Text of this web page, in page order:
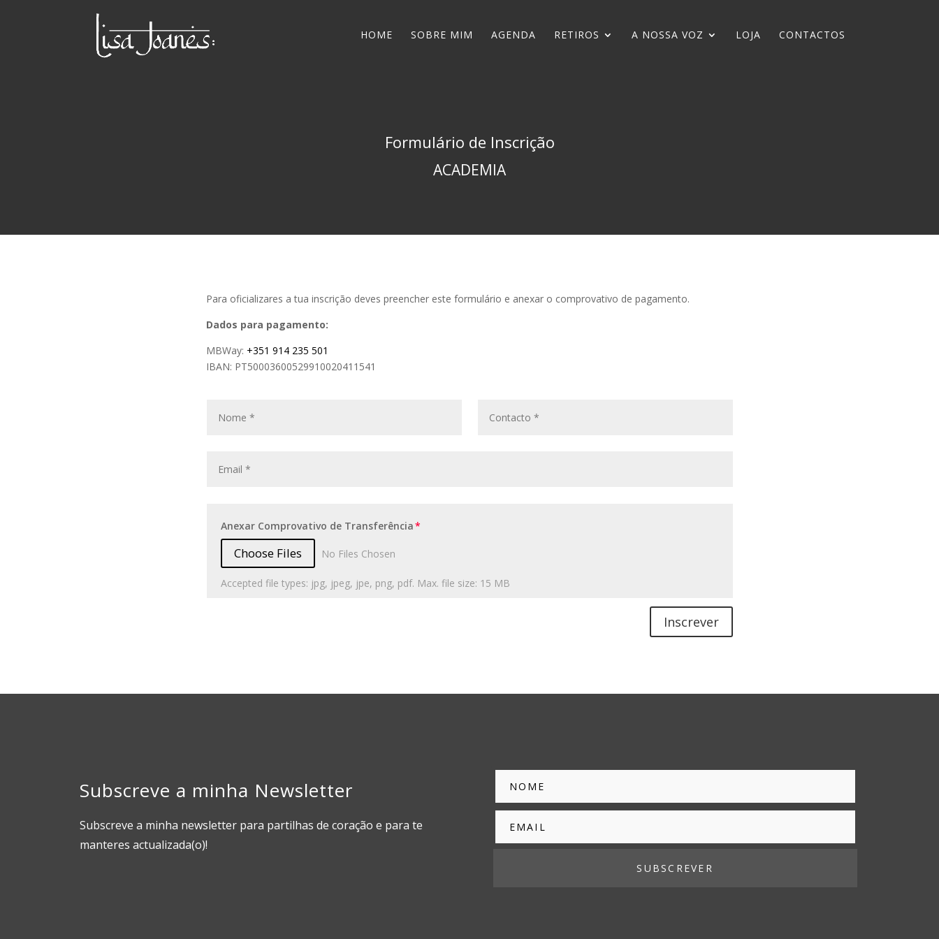
HOME SOBRE MIM AGENDA RETIROS A NOSSA VOZ LOJA CONTACTOS
Formulário de Inscrição
ACADEMIA
Para oficializares a tua inscrição deves preencher este formulário e anexar o comprovativo de pagamento.
Dados para pagamento:
MBWay: +351 914 235 501
IBAN: PT50003600529910020411541
Anexar Comprovativo de Transferência
File Input
Choose Files No Files Chosen
Accepted file types: jpg, jpeg, jpe, png, pdf. Max. file size: 15 MB
Inscrever
Subscreve a minha Newsletter
Subscreve a minha newsletter para partilhas de coração e para te
manteres actualizada(o)!
SUBSCREVER